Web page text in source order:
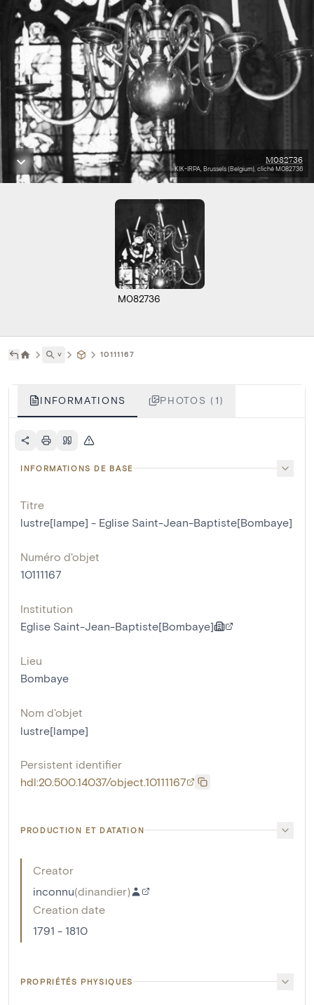
M082736
KIK-IRPA, Brussels (Belgium), cliché M082736
M082736
˅ 10111167
INFORMATIONS PHOTOS (1)
INFORMATIONS DE BASE
Titre
lustre[lampe] - Eglise Saint-Jean-Baptiste[Bombaye]
Numéro d'objet
10111167
Institution
Eglise Saint-Jean-Baptiste[Bombaye]
Lieu
Bombaye
Nom d'objet
lustre[lampe]
Persistent identifier
hdl:20.500.14037/object.10111167
PRODUCTION ET DATATION
Creator
inconnu(dinandier)
Creation date
1791 - 1810
PROPRIÉTÉS PHYSIQUES